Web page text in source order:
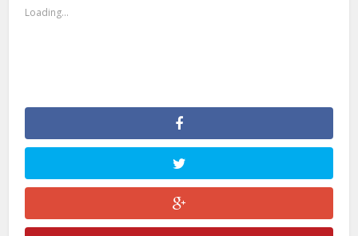
Loading...